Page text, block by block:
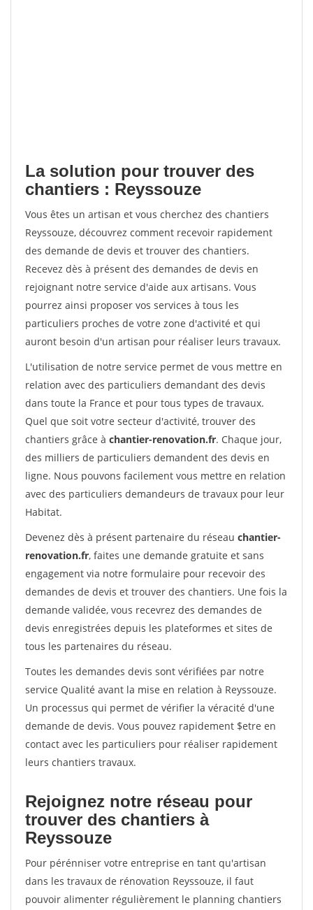
La solution pour trouver des
chantiers : Reyssouze
Vous êtes un artisan et vous cherchez des chantiers
Reyssouze, découvrez comment recevoir rapidement
des demande de devis et trouver des chantiers.
Recevez dès à présent des demandes de devis en
rejoignant notre service d'aide aux artisans. Vous
pourrez ainsi proposer vos services à tous les
particuliers proches de votre zone d'activité et qui
auront besoin d'un artisan pour réaliser leurs travaux.
L'utilisation de notre service permet de vous mettre en
relation avec des particuliers demandant des devis
dans toute la France et pour tous types de travaux.
Quel que soit votre secteur d'activité, trouver des
chantiers grâce à chantier-renovation.fr. Chaque jour,
des milliers de particuliers demandent des devis en
ligne. Nous pouvons facilement vous mettre en relation
avec des particuliers demandeurs de travaux pour leur
Habitat.
Devenez dès à présent partenaire du réseau chantier-
renovation.fr, faites une demande gratuite et sans
engagement via notre formulaire pour recevoir des
demandes de devis et trouver des chantiers. Une fois la
demande validée, vous recevrez des demandes de
devis enregistrées depuis les plateformes et sites de
tous les partenaires du réseau.
Toutes les demandes devis sont vérifiées par notre
service Qualité avant la mise en relation à Reyssouze.
Un processus qui permet de vérifier la véracité d'une
demande de devis. Vous pouvez rapidement $etre en
contact avec les particuliers pour réaliser rapidement
leurs chantiers travaux.
Rejoignez notre réseau pour
trouver des chantiers à
Reyssouze
Pour pérénniser votre entreprise en tant qu'artisan
dans les travaux de rénovation Reyssouze, il faut
pouvoir alimenter régulièrement le planning chantiers